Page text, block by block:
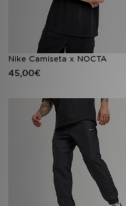
Nike Camiseta x NOCTA
45,00€